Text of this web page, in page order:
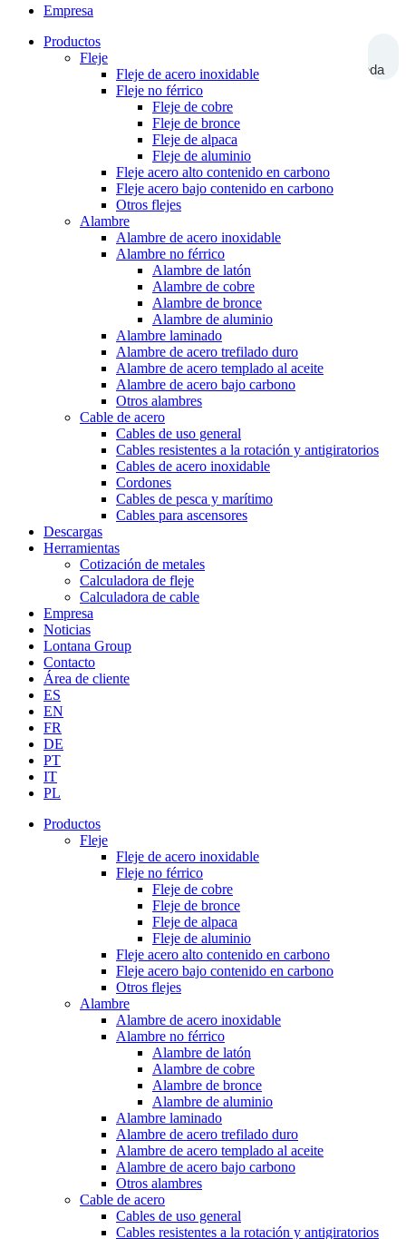
Empresa
Búsqueda
Productos
Fleje
Fleje de acero inoxidable
Fleje no férrico
Fleje de cobre
Fleje de bronce
Fleje de alpaca
Fleje de aluminio
Fleje acero alto contenido en carbono
Fleje acero bajo contenido en carbono
Otros flejes
Alambre
Alambre de acero inoxidable
Alambre no férrico
Alambre de latón
Alambre de cobre
Alambre de bronce
Alambre de aluminio
Alambre laminado
Alambre de acero trefilado duro
Alambre de acero templado al aceite
Alambre de acero bajo carbono
Otros alambres
Cable de acero
Cables de uso general
Cables resistentes a la rotación y antigiratorios
Cables de acero inoxidable
Cordones
Cables de pesca y marítimo
Cables para ascensores
Descargas
Herramientas
Cotización de metales
Calculadora de fleje
Calculadora de cable
Empresa
Noticias
Lontana Group
Contacto
Área de cliente
ES
EN
FR
DE
PT
IT
PL
Productos
Fleje
Fleje de acero inoxidable
Fleje no férrico
Fleje de cobre
Fleje de bronce
Fleje de alpaca
Fleje de aluminio
Fleje acero alto contenido en carbono
Fleje acero bajo contenido en carbono
Otros flejes
Alambre
Alambre de acero inoxidable
Alambre no férrico
Alambre de latón
Alambre de cobre
Alambre de bronce
Alambre de aluminio
Alambre laminado
Alambre de acero trefilado duro
Alambre de acero templado al aceite
Alambre de acero bajo carbono
Otros alambres
Cable de acero
Cables de uso general
Cables resistentes a la rotación y antigiratorios